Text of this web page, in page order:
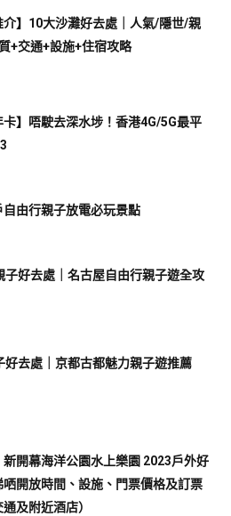
介】10大沙灘好去處｜人氣/隱世/親
+交通+設施+住宿攻略
卡】唔駛去深水埗！香港4G/5G最平
由行親子放電必玩景點
子好去處｜名古屋自由行親子遊全攻
好去處｜京都古都魅力親子遊推薦
新開幕海洋公園水上樂園 2023戶外好
開放時間、設施、門票價格及訂票
及附近酒店）